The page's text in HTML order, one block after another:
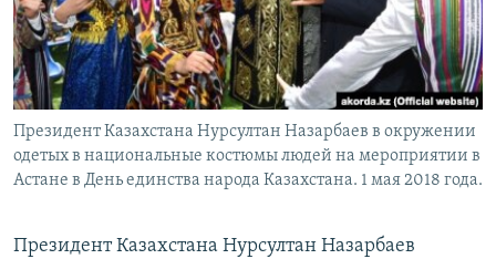
Президент Казахстана Нурсултан Назарбаев в окружении
одетых в национальные костюмы людей на мероприятии в
Астане в День единства народа Казахстана. 1 мая 2018 года.
Президент Казахстана Нурсултан Назарбаев